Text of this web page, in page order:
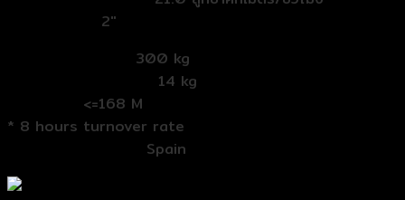
2″
300 kg
14 kg
<=168 M
* 8 hours turnover rate
Spain